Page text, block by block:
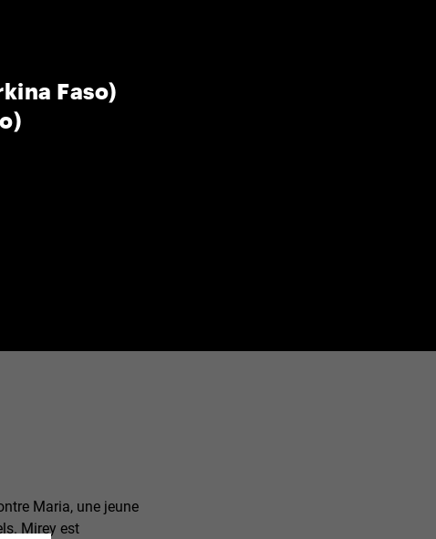
Faso)
Maria, une jeune
Mirey est